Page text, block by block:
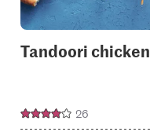
Tandoori chicken
26